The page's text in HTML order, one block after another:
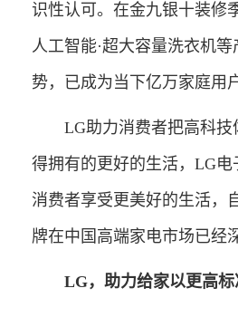
识性认可。在金九银十装修
人工智能·超大容量洗衣机
势，已成为当下亿万家庭用
LG助力消费者把高科技
得拥有的更好的生活，LG
消费者享受更美好的生活，
牌在中国高端家电市场已经
LG，助力给家以更高